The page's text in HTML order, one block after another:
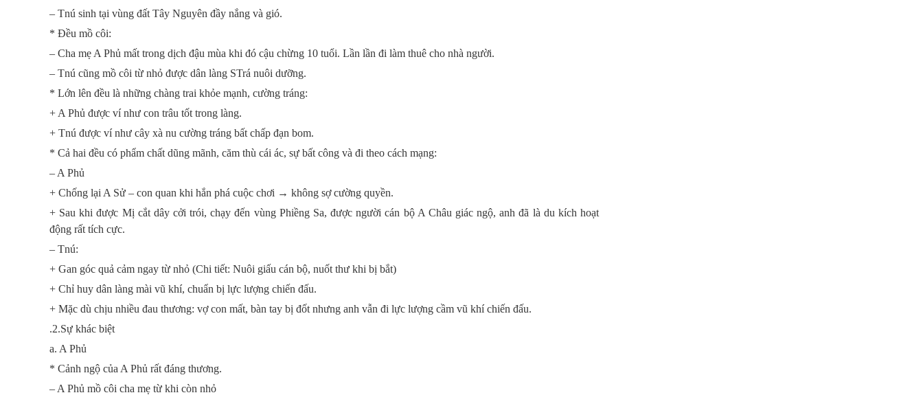
– Tnú sinh tại vùng đất Tây Nguyên đầy nắng và gió.
* Đều mồ côi:
– Cha mẹ A Phủ mất trong dịch đậu mùa khi đó cậu chừng 10 tuổi. Lần lần đi làm thuê cho nhà người.
– Tnú cũng mồ côi từ nhỏ được dân làng STrá nuôi dưỡng.
* Lớn lên đều là những chàng trai khỏe mạnh, cường tráng:
+ A Phủ được ví như con trâu tốt trong làng.
+ Tnú được ví như cây xà nu cường tráng bất chấp đạn bom.
* Cả hai đều có phẩm chất dũng mãnh, căm thù cái ác, sự bất công và đi theo cách mạng:
– A Phủ
+ Chống lại A Sử – con quan khi hắn phá cuộc chơi → không sợ cường quyền.
+ Sau khi được Mị cắt dây cởi trói, chạy đến vùng Phiềng Sa, được người cán bộ A Châu giác ngộ, anh đã là du kích hoạt
động rất tích cực.
– Tnú:
+ Gan góc quả cảm ngay từ nhỏ (Chi tiết: Nuôi giấu cán bộ, nuốt thư khi bị bắt)
+ Chỉ huy dân làng mài vũ khí, chuẩn bị lực lượng chiến đấu.
+ Mặc dù chịu nhiều đau thương: vợ con mất, bàn tay bị đốt nhưng anh vẫn đi lực lượng cầm vũ khí chiến đấu.
.2.Sự khác biệt
a. A Phủ
* Cảnh ngộ của A Phủ rất đáng thương.
– A Phủ mồ côi cha mẹ từ khi còn nhỏ